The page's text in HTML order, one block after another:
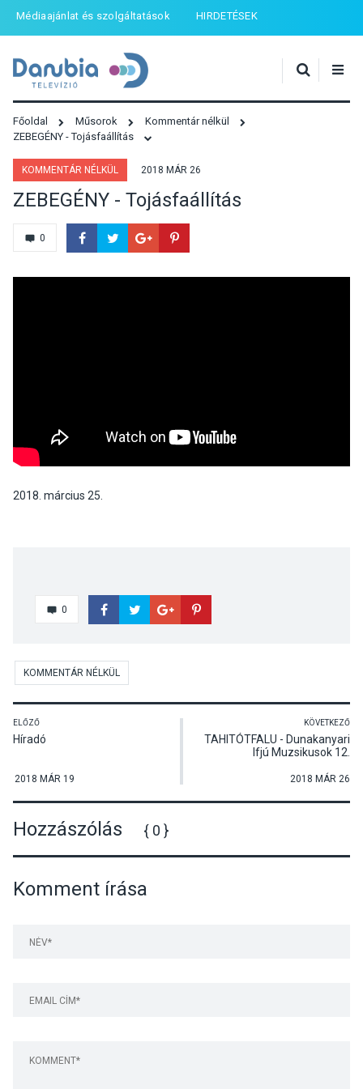
Médiaajánlat és szolgáltatások HIRDETÉSEK
Főoldal Műsorok
Kommentár nélkül
ZEBEGÉNY - Tojásfaállítás
KOMMENTÁR NÉLKÜL 2018 MÁR 26
ZEBEGÉNY - Tojásfaállítás
0
2018. március 25.
0
KOMMENTÁR NÉLKÜL
ELŐZŐ
Híradó
2018 MÁR 19
KÖVETKEZŐ
TAHITÓTFALU - Dunakanyari
Ifjú Muzsikusok 12.
2018 MÁR 26
Hozzászólás { 0 }
Komment írása